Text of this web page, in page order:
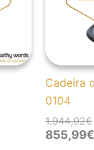
Cadeira
0104
1.944,02€
855,99€